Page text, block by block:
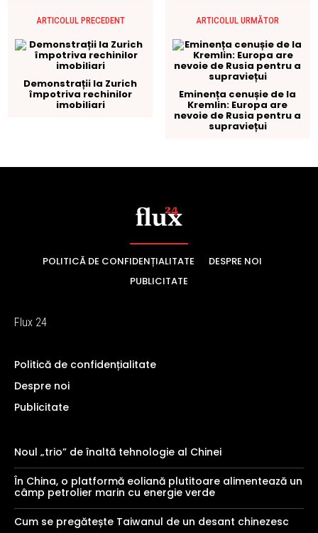
POLITICĂ DE CONFIDENȚIALITATE
DESPRE NOI
PUBLICITATE
Flux 24
Politică de confidențialitate
Despre noi
Publicitate
Noul „trio” de înaltă tehnologie al Chinei
În China, o platformă eoliană plutitoare alimentează un
câmp petrolier marin cu energie verde
Cum se pregătește Taiwanul de un desant chinezesc